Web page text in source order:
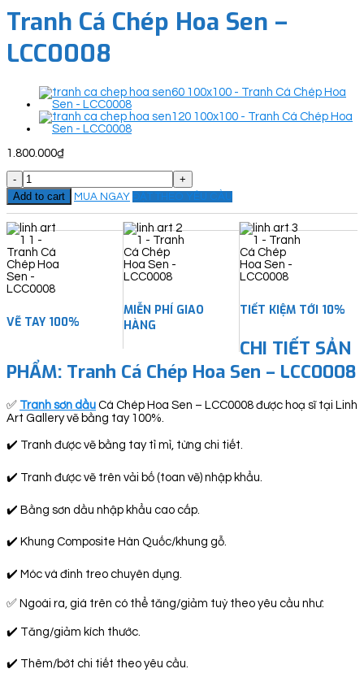
Tranh Cá Chép Hoa Sen –
LCC0008
1.800.000₫
Tranh
Cá
Chép
Hoa
Sen
-
LCC0008
quantity
Add to cart MUA NGAY ĐẶT THEO YÊU CẦU
VẼ TAY 100%
MIỄN PHÍ GIAO
HÀNG
TIẾT KIỆM TỚI 10%
CHI TIẾT SẢN
PHẨM: Tranh Cá Chép Hoa Sen – LCC0008
✅ Tranh sơn dầu Cá Chép Hoa Sen – LCC0008 được hoạ sĩ tại Linh
Art Gallery vẽ bằng tay 100%.
✔️ Tranh được vẽ bằng tay tỉ mỉ, từng chi tiết.
✔️ Tranh được vẽ trên vải bố (toan vẽ) nhập khẩu.
✔️ Bằng sơn dầu nhập khẩu cao cấp.
✔️ Khung Composite Hàn Quốc/khung gỗ.
✔️ Móc và đinh treo chuyên dụng.
✅ Ngoài ra, giá trên có thể tăng/giảm tuỳ theo yêu cầu như:
✔️ Tăng/giảm kích thước.
✔️ Thêm/bớt chi tiết theo yêu cầu.